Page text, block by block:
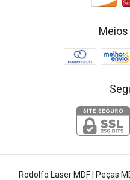
Rodolfo Laser MDF | Peças